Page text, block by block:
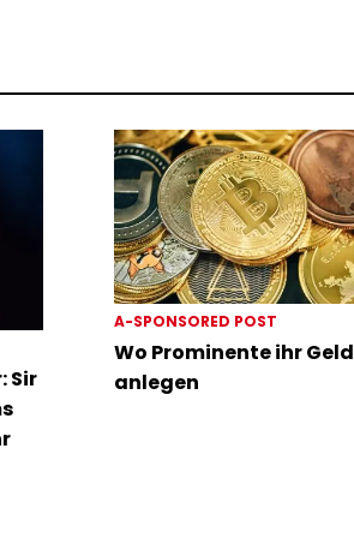
Sir
A-SPONSORED POST
Wo Prominente ihr Geld
anlegen